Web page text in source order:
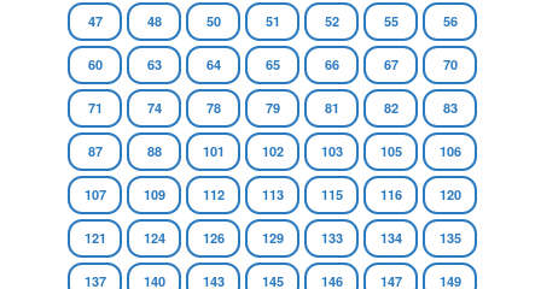
47 48 50 51 52 55 56
60 63 64 65 66 67 70
71 74 78 79 81 82 83
87 88 101 102 103 105 106
107 109 112 113 115 116 120
121 124 126 129 133 134 135
137 140 143 145 146 147 149